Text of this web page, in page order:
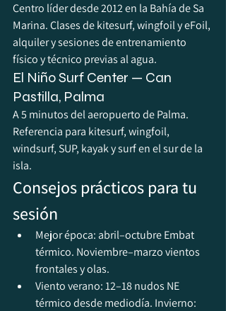
Centro líder desde 2012 en la Bahía de Sa
Marina. Clases de kitesurf, wingfoil y eFoil,
alquiler y sesiones de entrenamiento
físico y técnico previas al agua.
El Niño Surf Center — Can
Pastilla, Palma
A 5 minutos del aeropuerto de Palma.
Referencia para kitesurf, wingfoil,
windsurf, SUP, kayak y surf en el sur de la
isla.
Consejos prácticos para tu
sesión
Mejor época: abril–octubre Embat
térmico. Noviembre–marzo vientos
frontales y olas.
Viento verano: 12–18 nudos NE
térmico desde mediodía. Invierno: